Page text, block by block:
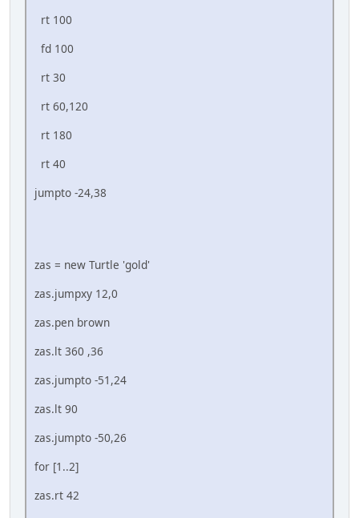
rt 100
fd 100
rt 30
rt 60,120
rt 180
rt 40
jumpto -24,38
zas = new Turtle 'gold'
zas.jumpxy 12,0
zas.pen brown
zas.lt 360 ,36
zas.jumpto -51,24
zas.lt 90
zas.jumpto -50,26
for [1..2]
zas.rt 42